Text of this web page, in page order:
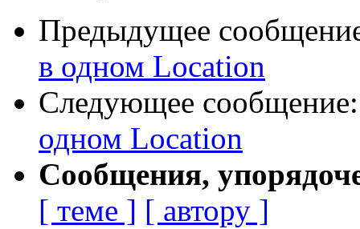
Предыдущее
в одном Location
Следующее
одном Location
Сообщения,
[ теме ] [ автору ]